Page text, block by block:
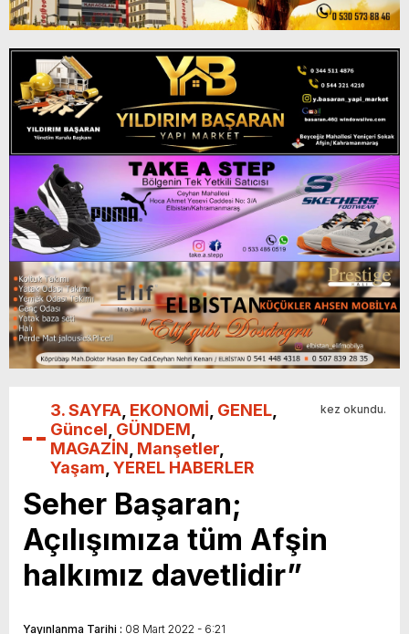
3. SAYFA EKONOMİ GENEL
Güncel GÜNDEM
MAGAZİN Manşetler
Yaşam YEREL HABERLER
kez okundu.
Seher Başaran;
Açılışımıza tüm Afşin
halkımız davetlidir”
Yayınlanma Tarihi : 08 Mart 2022 - 6:21